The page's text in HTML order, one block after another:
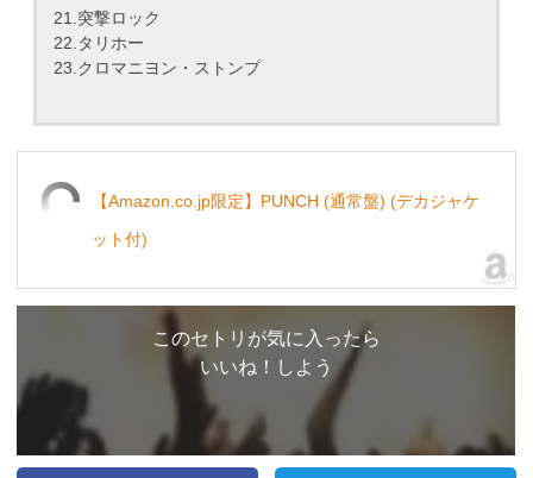
21.突撃ロック
22.タリホー
23.クロマニヨン・ストンプ
【Amazon.co.jp限定】PUNCH (通常盤) (デカジャケ
ット付)
このセトリが気に入ったら
いいね！しよう